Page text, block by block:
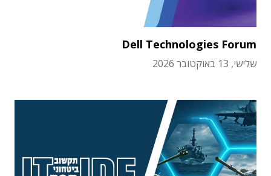
Dell Technologies Forum
שלישי, 13 באוקטובר 2026